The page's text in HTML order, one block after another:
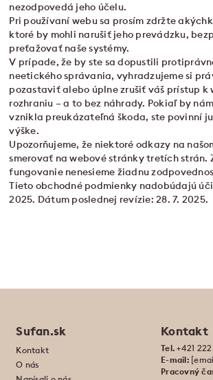
nezodpovedá jeho účelu.
Pri používaní webu sa prosím zdržte
ktoré by mohli narušiť jeho prevádzku,
preťažovať naše systémy.
V prípade, že by ste sa dopustili
neetického správania, vyhradzujeme si
pozastaviť alebo úplne zrušiť váš prístup k
rozhraniu – a to bez náhrady. Pokiaľ by
vznikla preukázateľná škoda, ste povinní
výške.
Upozorňujeme, že niektoré odkazy na
smerovať na webové stránky tretích strán.
fungovanie nenesieme žiadnu
Tieto obchodné podmienky nadobúdajú
2025. Dátum poslednej revízie: 28. 7. 2025.
Sufan.sk
Kontakt
O nás
Kontakt
Tel. +421
E-mail:
Pracovný